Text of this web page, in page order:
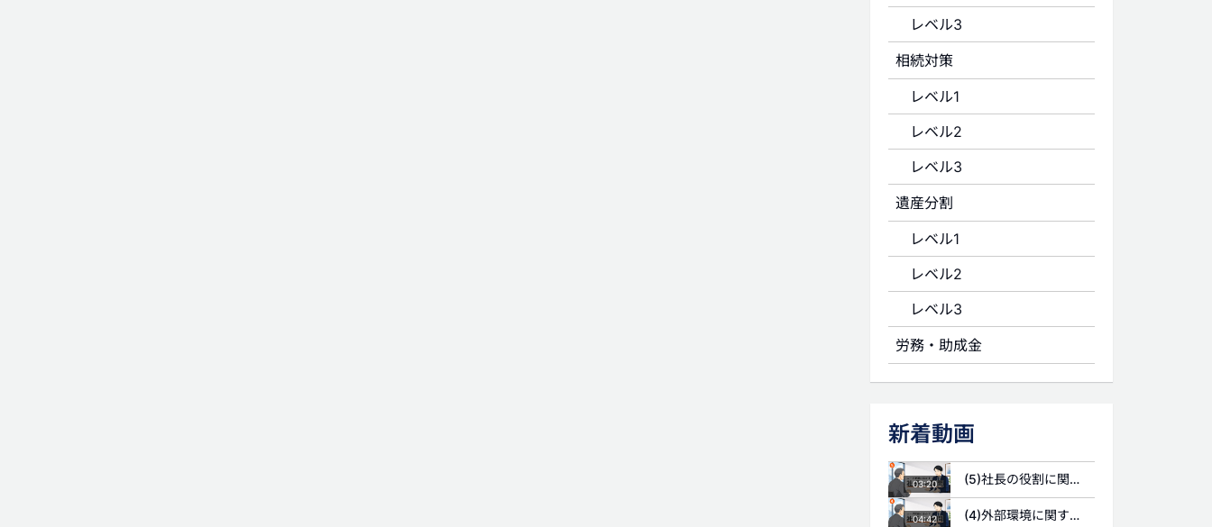
レベル3
相続対策
レベル1
レベル2
レベル3
遺産分割
レベル1
レベル2
レベル3
労務・助成金
新着動画
03:20 (5)社長の役割に関する質問
04:42 (4)外部環境に関する質問